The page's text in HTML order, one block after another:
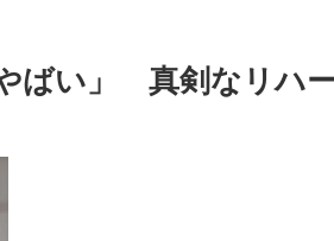
ばい」 真剣なリハ